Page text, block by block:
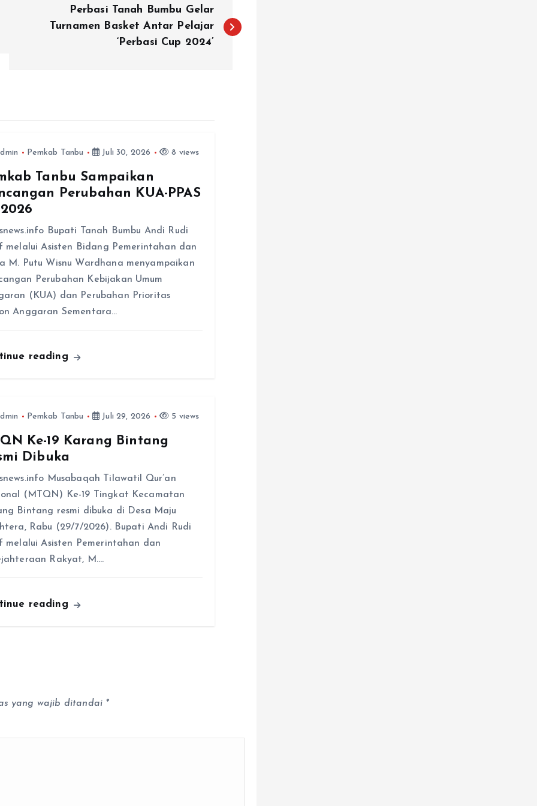
Perbasi Tanah Bumbu Gelar
Turnamen Basket Antar Pelajar
‘Perbasi Cup 2024’
Pemkab Tanbu Juli 30, 2026 8 views
Tanbu Sampaikan
Perubahan KUA-PPAS
Bupati Tanah Bumbu Andi Rudi
melalui Asisten Bidang Pemerintahan dan
M. Putu Wisnu Wardhana menyampaikan
Perubahan Kebijakan Umum
(KUA) dan Perubahan Prioritas
Anggaran Sementara…
reading
Pemkab Tanbu Juli 29, 2026 5 views
Ke-19 Karang Bintang
Dibuka
Musabaqah Tilawatil Qur’an
(MTQN) Ke-19 Tingkat Kecamatan
Bintang resmi dibuka di Desa Maju
Rabu (29/7/2026). Bupati Andi Rudi
melalui Asisten Pemerintahan dan
Rakyat, M.…
reading
yang wajib ditandai *